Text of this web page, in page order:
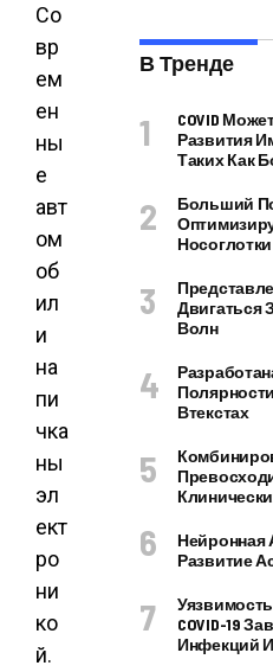
Со
вр
ем
ен
ны
е
авт
ом
об
ил
и
на
пи
чка
ны
эл
ект
ро
ни
ко
й.
В Тренде
COVID
Развития
Таких Как
Больший
Носоглотки
Двигаться
Волн
Втекстах
Нейронная
Развитие
COVID-19
Инфекций